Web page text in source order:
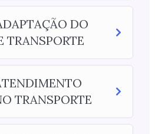
DO
TRANSPORTE
TRANSPORTE